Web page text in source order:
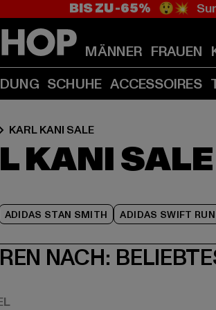
BIS ZU -65% 😲💥
MÄNNER FRAUEN
SCHUHE ACCESSOIRES
KARL KANI SALE
KANI SALE
ADIDAS STAN SMITH ADIDAS SWIFT RUN
NACH: